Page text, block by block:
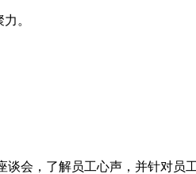
。
会，了解员工心声，并针对